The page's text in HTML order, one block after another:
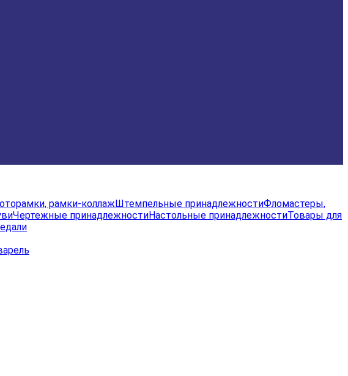
рамки-коллажШтемпельные принадлежностиФломастеры,
Чертежные принадлежностиНастольные принадлежностиТовары для